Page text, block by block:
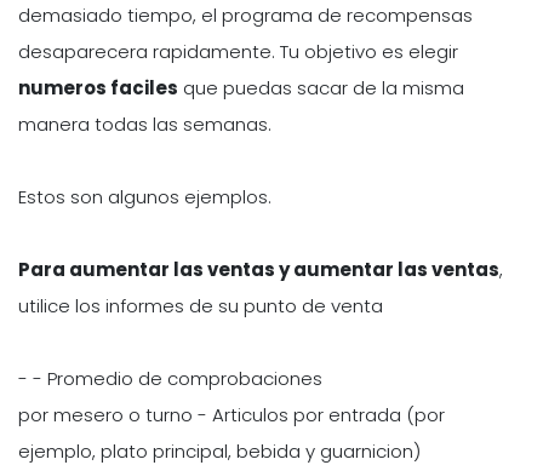
demasiado tiempo, el programa de recompensas
desaparecera rapidamente. Tu objetivo es elegir
numeros faciles que puedas sacar de la misma
manera todas las semanas.
Estos son algunos ejemplos.
Para aumentar las ventas y aumentar las ventas,
utilice los informes de su punto de venta
- - Promedio de comprobaciones
por mesero o turno - Articulos por entrada (por
ejemplo, plato principal, bebida y guarnicion)